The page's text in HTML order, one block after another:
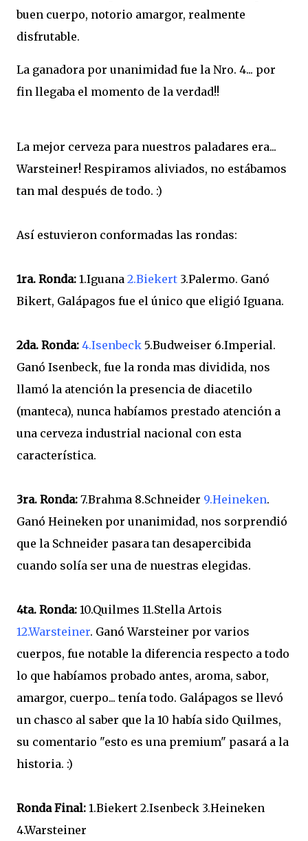
buen cuerpo, notorio amargor, realmente
disfrutable.
La ganadora por unanimidad fue la Nro. 4... por
fin llegaba el momento de la verdad!!
La mejor cerveza para nuestros paladares era...
Warsteiner! Respiramos aliviados, no estábamos
tan mal después de todo. :)
Así estuvieron conformadas las rondas:
1ra. Ronda: 1.Iguana 2.Biekert 3.Palermo. Ganó
Bikert, Galápagos fue el único que eligió Iguana.
2da. Ronda: 4.Isenbeck 5.Budweiser 6.Imperial.
Ganó Isenbeck, fue la ronda mas dividida, nos
llamó la atención la presencia de diacetilo
(manteca), nunca habíamos prestado atención a
una cerveza industrial nacional con esta
característica.
3ra. Ronda: 7.Brahma 8.Schneider 9.Heineken.
Ganó Heineken por unanimidad, nos sorprendió
que la Schneider pasara tan desapercibida
cuando solía ser una de nuestras elegidas.
4ta. Ronda: 10.Quilmes 11.Stella Artois
12.Warsteiner. Ganó Warsteiner por varios
cuerpos, fue notable la diferencia respecto a todo
lo que habíamos probado antes, aroma, sabor,
amargor, cuerpo... tenía todo. Galápagos se llevó
un chasco al saber que la 10 había sido Quilmes,
su comentario "esto es una premium" pasará a la
historia. :)
Ronda Final: 1.Biekert 2.Isenbeck 3.Heineken
4.Warsteiner